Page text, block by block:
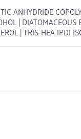
ANHYDRIDE
|
| TRIS-HEA IPDI